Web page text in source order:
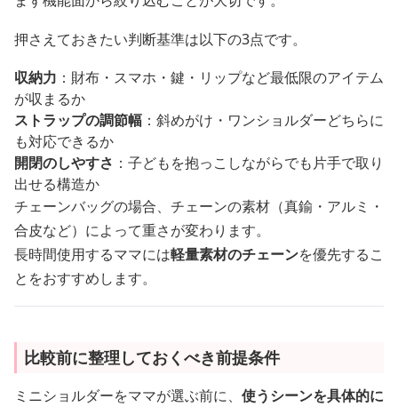
押さえておきたい判断基準は以下の3点です。
収納力 ：財布・スマホ・鍵・リップなど最低限のアイテム
が収まるか
ストラップの調節幅 ：斜めがけ・ワンショルダーどちらに
も対応できるか
開閉のしやすさ ：子どもを抱っこしながらでも片手で取り
出せる構造か
チェーンバッグの場合、チェーンの素材（真鍮・アルミ・
合皮など）によって重さが変わります。
長時間使用するママには軽量素材のチェーンを優先するこ
とをおすすめします。
比較前に整理しておくべき前提条件
ミニショルダーをママが選ぶ前に、 使うシーンを具体的に